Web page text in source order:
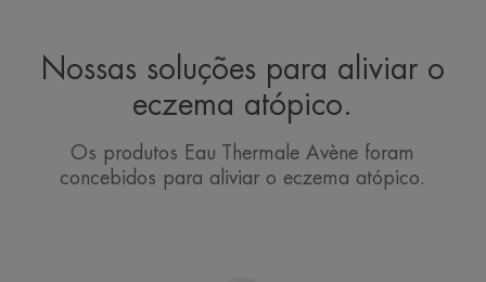
Nossas soluções para aliviar o
eczema atópico.
Os produtos Eau Thermale Avène foram
concebidos para aliviar o eczema atópico.